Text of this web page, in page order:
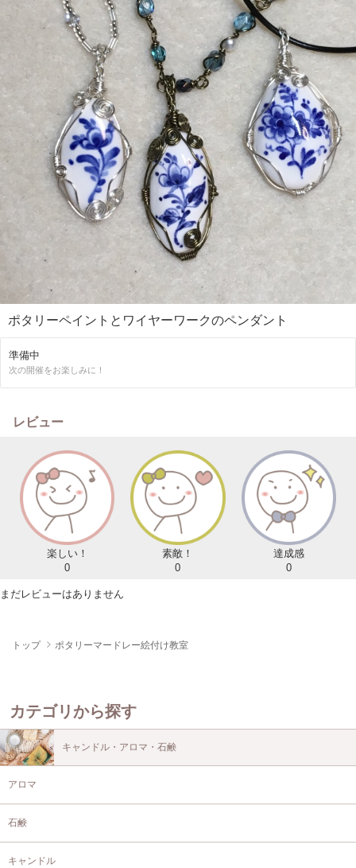
ポタリーペイントとワイヤーワークのペンダント
準備中
次の開催をお楽しみに！
レビュー
楽しい！
0
素敵！
0
達成感
0
まだレビューはありません
トップ ポタリーマードレー絵付け教室
カテゴリから探す
キャンドル・アロマ・石鹸
アロマ
石鹸
キャンドル